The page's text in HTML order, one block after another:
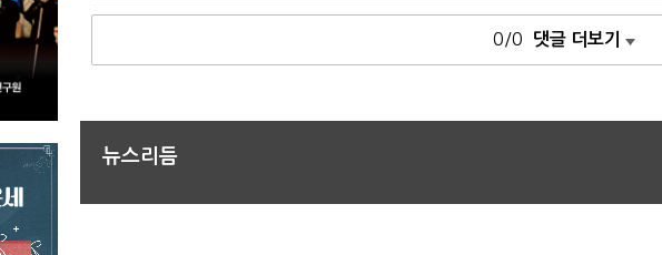
0/0 댓글 더보기
뉴스리듬